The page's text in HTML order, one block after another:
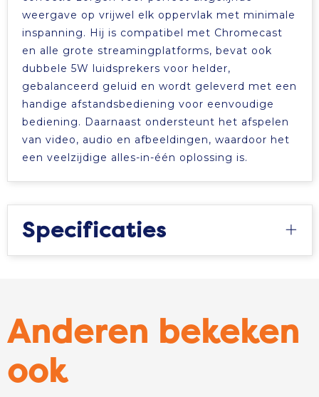
Tablettassen
Toilettassen
Waterbestendige tassen
Aktetassen
weergave op vrijwel elk oppervlak met minimale
inspanning. Hij is compatibel met Chromecast
en alle grote streamingplatforms, bevat ook
dubbele 5W luidsprekers voor helder,
gebalanceerd geluid en wordt geleverd met een
handige afstandsbediening voor eenvoudige
bediening. Daarnaast ondersteunt het afspelen
van video, audio en afbeeldingen, waardoor het
een veelzijdige alles-in-één oplossing is.
Specificaties
Anderen bekeken
ook